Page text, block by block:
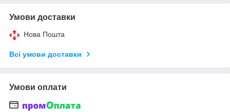
Умови доставки
Нова Пошта
Всі умови доставки
Умови оплати